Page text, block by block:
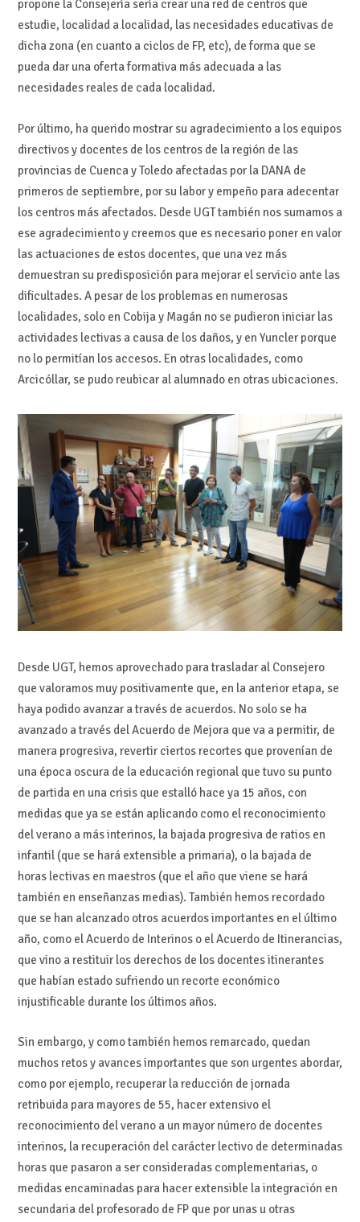
propone la Consejería sería crear una red de centros que
estudie, localidad a localidad, las necesidades educativas de
dicha zona (en cuanto a ciclos de FP, etc), de forma que se
pueda dar una oferta formativa más adecuada a las
necesidades reales de cada localidad.
Por último, ha querido mostrar su agradecimiento a los equipos
directivos y docentes de los centros de la región de las
provincias de Cuenca y Toledo afectadas por la DANA de
primeros de septiembre, por su labor y empeño para adecentar
los centros más afectados. Desde UGT también nos sumamos a
ese agradecimiento y creemos que es necesario poner en valor
las actuaciones de estos docentes, que una vez más
demuestran su predisposición para mejorar el servicio ante las
dificultades. A pesar de los problemas en numerosas
localidades, solo en Cobija y Magán no se pudieron iniciar las
actividades lectivas a causa de los daños, y en Yuncler porque
no lo permitían los accesos. En otras localidades, como
Arcicóllar, se pudo reubicar al alumnado en otras ubicaciones.
Desde UGT, hemos aprovechado para trasladar al Consejero
que valoramos muy positivamente que, en la anterior etapa, se
haya podido avanzar a través de acuerdos. No solo se ha
avanzado a través del Acuerdo de Mejora que va a permitir, de
manera progresiva, revertir ciertos recortes que provenían de
una época oscura de la educación regional que tuvo su punto
de partida en una crisis que estalló hace ya 15 años, con
medidas que ya se están aplicando como el reconocimiento
del verano a más interinos, la bajada progresiva de ratios en
infantil (que se hará extensible a primaria), o la bajada de
horas lectivas en maestros (que el año que viene se hará
también en enseñanzas medias). También hemos recordado
que se han alcanzado otros acuerdos importantes en el último
año, como el Acuerdo de Interinos o el Acuerdo de Itinerancias,
que vino a restituir los derechos de los docentes itinerantes
que habían estado sufriendo un recorte económico
injustificable durante los últimos años.
Sin embargo, y como también hemos remarcado, quedan
muchos retos y avances importantes que son urgentes abordar,
como por ejemplo, recuperar la reducción de jornada
retribuida para mayores de 55, hacer extensivo el
reconocimiento del verano a un mayor número de docentes
interinos, la recuperación del carácter lectivo de determinadas
horas que pasaron a ser consideradas complementarias, o
medidas encaminadas para hacer extensible la integración en
secundaria del profesorado de FP que por unas u otras